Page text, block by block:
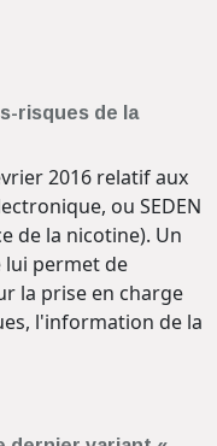
risques de la
2016 relatif aux
ou SEDEN
de la nicotine). Un
lui permet de
la prise en charge
l'information de la